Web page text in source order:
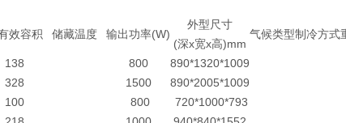
效容积 储藏温度 输出功率(W)
外型尺寸
(深x宽x高)mm
气候类型制冷方式
138 800 890*1320*1009
328 1500 890*2005*1009
100 800 720*1000*793